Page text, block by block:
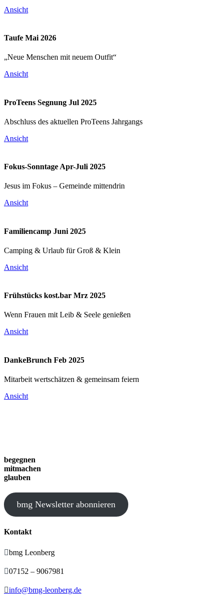
Ansicht
Taufe Mai 2026
„Neue Menschen mit neuem Outfit“
Ansicht
ProTeens Segnung Jul 2025
Abschluss des aktuellen ProTeens Jahrgangs
Ansicht
Fokus-Sonntage Apr-Juli 2025
Jesus im Fokus – Gemeinde mittendrin
Ansicht
Familiencamp Juni 2025
Camping & Urlaub für Groß & Klein
Ansicht
Frühstücks kost.bar Mrz 2025
Wenn Frauen mit Leib & Seele genießen
Ansicht
DankeBrunch Feb 2025
Mitarbeit wertschätzen & gemeinsam feiern
Ansicht
begegnen
mitmachen
glauben
bmg Newsletter abonnieren
Kontakt
bmg Leonberg
07152 – 9067981
info@bmg-leonberg.de